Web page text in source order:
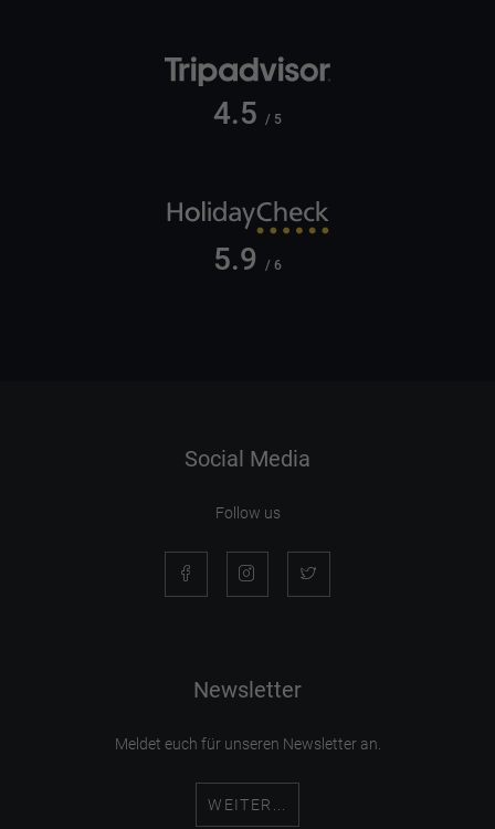
4.5 / 5
5.9 / 6
Social Media
Follow us
Newsletter
Meldet euch für unseren Newsletter an.
WEITER...